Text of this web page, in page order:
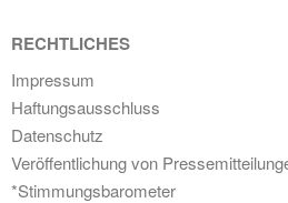
RECHTLICHES
Impressum
Haftungsausschluss
Datenschutz
Veröffentlichung von
*Stimmungsbarometer